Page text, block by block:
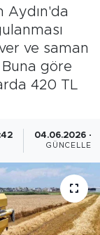
Aydın'da
ve saman
göre
420 TL
04.06.2026 -